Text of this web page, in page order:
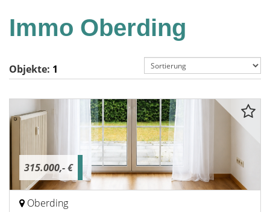
Immo Oberding
Objekte: 1
315.000,- €
Oberding